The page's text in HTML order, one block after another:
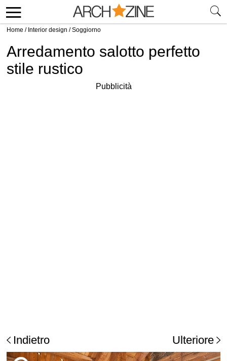
Home / Interior design /Soggiorno
Arredamento salotto perfetto
stile rustico
Pubblicità
Indietro Ulteriore